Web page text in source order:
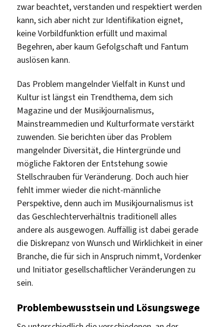
zwar beachtet, verstanden und respektiert werden
kann, sich aber nicht zur Identifikation eignet,
keine Vorbildfunktion erfüllt und maximal
Begehren, aber kaum Gefolgschaft und Fantum
auslösen kann.
Das Problem mangelnder Vielfalt in Kunst und
Kultur ist längst ein Trendthema, dem sich
Magazine und der Musikjournalismus,
Mainstreammedien und Kulturformate verstärkt
zuwenden. Sie berichten über das Problem
mangelnder Diversität, die Hintergründe und
mögliche Faktoren der Entstehung sowie
Stellschrauben für Veränderung. Doch auch hier
fehlt immer wieder die nicht-männliche
Perspektive, denn auch im Musikjournalismus ist
das Geschlechterverhältnis traditionell alles
andere als ausgewogen. Auffällig ist dabei gerade
die Diskrepanz von Wunsch und Wirklichkeit in einer
Branche, die für sich in Anspruch nimmt, Vordenker
und Initiator gesellschaftlicher Veränderungen zu
sein.
Problembewusstsein und Lösungswege